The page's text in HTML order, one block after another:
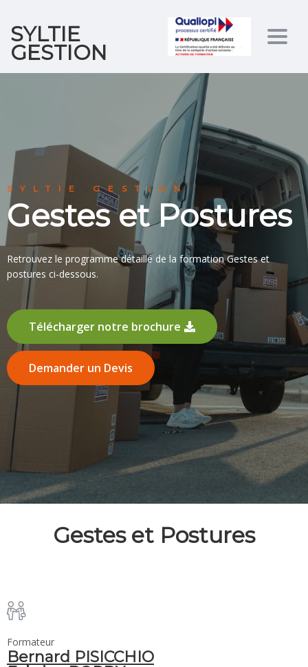
SYLTIE
GESTION
SYLTIE GESTION
Gestes et Postures
Retrouvez le programme détaillé de la formation Gestes et
postures ci-dessous.
Télécharger notre brochure
Demander un Devis
Gestes et Postures
Formateur
Bernard PISICCHIO